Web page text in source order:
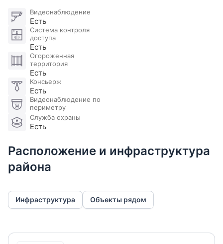
Видеонаблюдение
Есть
Система контроля
доступа
Есть
Огороженная
территория
Есть
Консьерж
Есть
Видеонаблюдение по
периметру
Служба охраны
Есть
Расположение и инфраструктура
района
Инфраструктура Объекты рядом